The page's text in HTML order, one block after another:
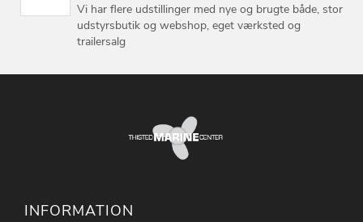
Vi har flere udstillinger med nye og brugte både, stor
udstyrsbutik og webshop, eget værksted og
trailersalg
INFORMATION